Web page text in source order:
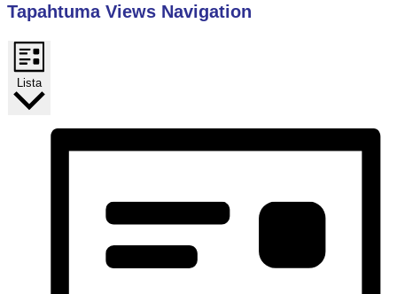
Tapahtuma Views Navigation
Lista